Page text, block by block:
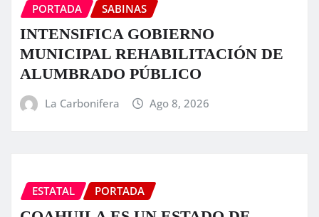
PORTADA SABINAS
INTENSIFICA GOBIERNO
MUNICIPAL REHABILITACIÓN DE
ALUMBRADO PÚBLICO
La Carbonifera Ago 8, 2026
ESTATAL PORTADA